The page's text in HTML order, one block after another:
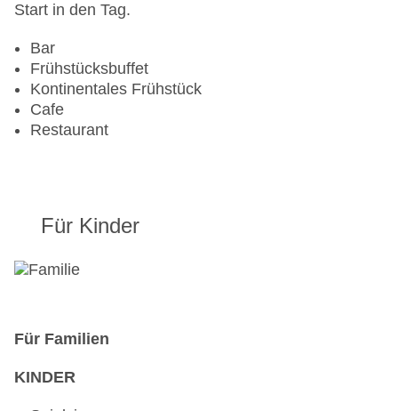
Start in den Tag.
Bar
Frühstücksbuffet
Kontinentales Frühstück
Cafe
Restaurant
Für Kinder
Für Familien
KINDER